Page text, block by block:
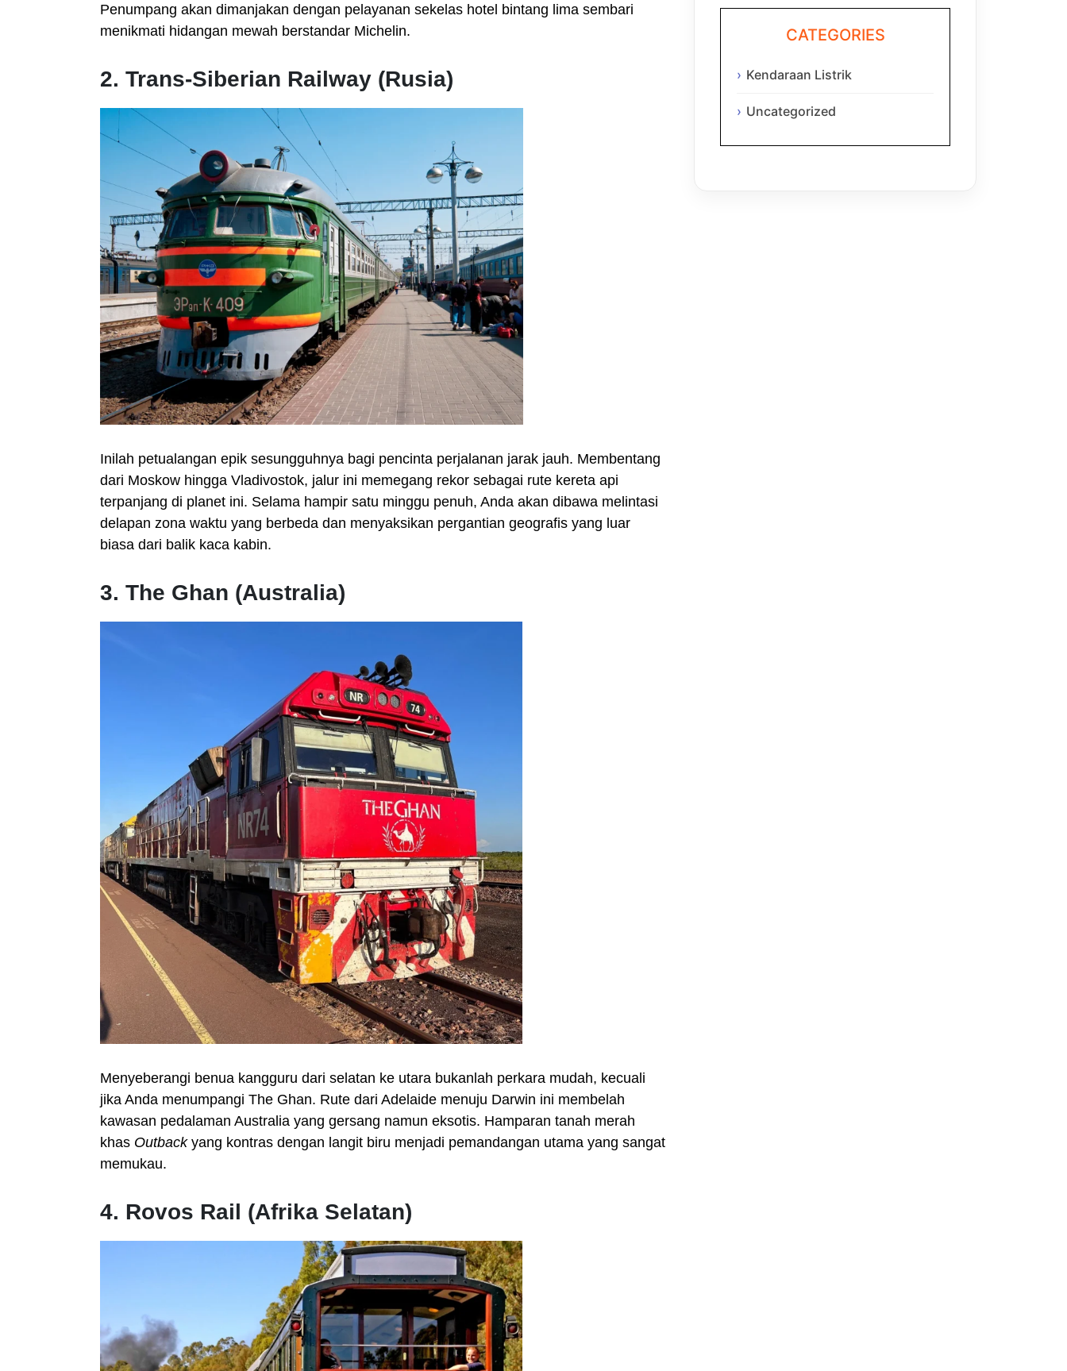
Penumpang akan dimanjakan dengan pelayanan sekelas hotel bintang lima sembari
menikmati hidangan mewah berstandar Michelin.
2. Trans-Siberian Railway (Rusia)
Inilah petualangan epik sesungguhnya bagi pencinta perjalanan jarak jauh. Membentang
dari Moskow hingga Vladivostok, jalur ini memegang rekor sebagai rute kereta api
terpanjang di planet ini. Selama hampir satu minggu penuh, Anda akan dibawa melintasi
delapan zona waktu yang berbeda dan menyaksikan pergantian geografis yang luar
biasa dari balik kaca kabin.
3. The Ghan (Australia)
Menyeberangi benua kangguru dari selatan ke utara bukanlah perkara mudah, kecuali
jika Anda menumpangi The Ghan. Rute dari Adelaide menuju Darwin ini membelah
kawasan pedalaman Australia yang gersang namun eksotis. Hamparan tanah merah
khas Outbackyang kontras dengan langit biru menjadi pemandangan utama yang sangat
memukau.
4. Rovos Rail (Afrika Selatan)
CATEGORIES
Kendaraan Listrik
Uncategorized